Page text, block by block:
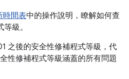
時間表中的操作說明，瞭解如何查
級。
之後的安全性修補程式等級，代
性修補程式等級涵蓋的所有問題